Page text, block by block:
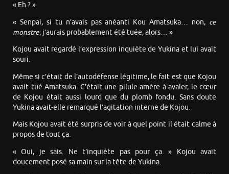
« Eh ? »
« Senpai, si tu n’avais pas anéanti Kou Amatsuka… non, ce
monstre, j’aurais probablement été tuée, alors… »
Kojou avait regardé l’expression inquiète de Yukina et lui avait
souri.
Même si c’était de l’autodéfense légitime, le fait est que Kojou
avait tué Amatsuka. C’était une pilule amère à avaler, le cœur
de Kojou était aussi lourd que du plomb fondu. Sans doute
Yukina avait-elle remarqué l’agitation interne de Kojou.
Mais Kojou avait été surpris de voir à quel point il était calme à
propos de tout ça.
« Oui, je sais. Ne t’inquiète pas pour ça. » Kojou avait
doucement posé sa main sur la tête de Yukina.